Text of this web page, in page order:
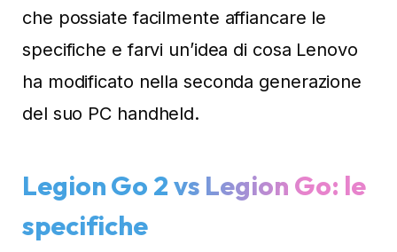
che possiate facilmente affiancare le
specifiche e farvi un’idea di cosa Lenovo
ha modificato nella seconda generazione
del suo PC handheld.
Legion Go 2 vs Legion Go: le
specifiche